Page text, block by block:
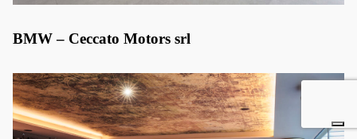
BMW – Ceccato Motors srl